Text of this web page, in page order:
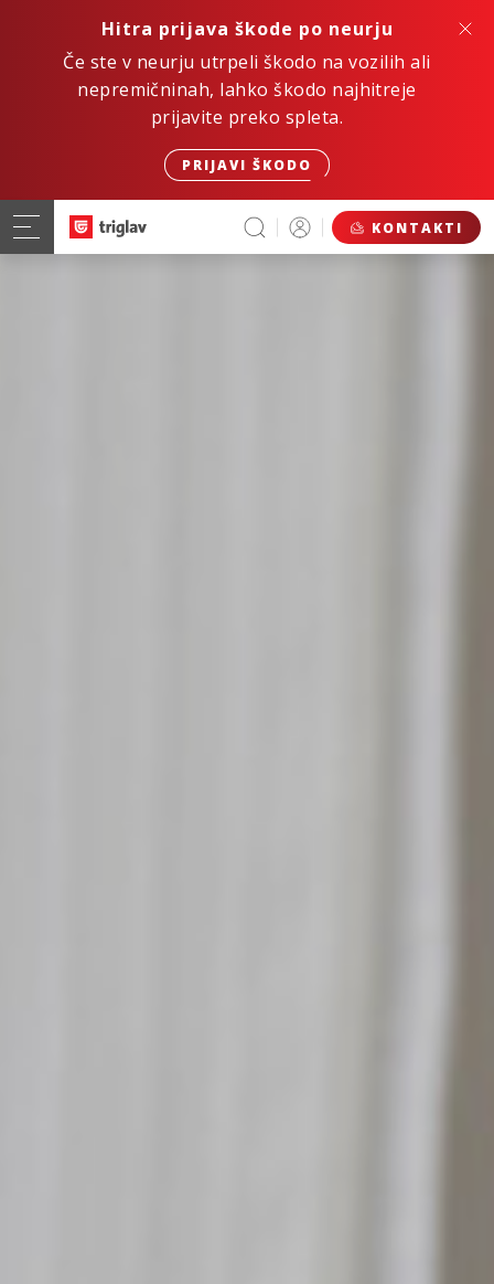
Hitra prijava škode po neurju
Če ste v neurju utrpeli škodo na vozilih ali
nepremičninah, lahko škodo najhitreje
prijavite preko spleta.
PRIJAVI ŠKODO
KONTAKTI